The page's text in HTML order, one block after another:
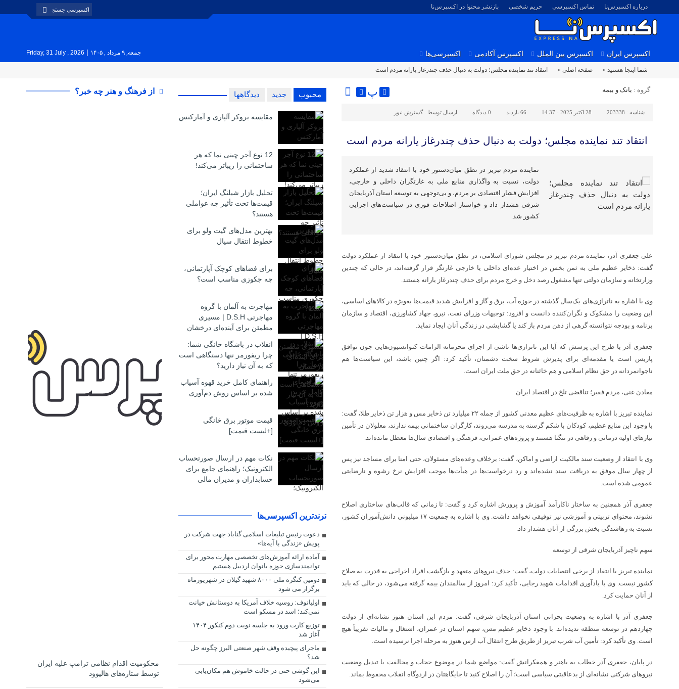
درباره اکسپرس‌نا تماس اکسپرسی حریم شخصی بازنشر محتوا در اکسپرس‌نا
اکسپرس ایران اکسپرس بین الملل اکسپرس آکادمی اکسپرسی‌ها جمعه, ۹ مرداد , ۱۴۰۵ |
Friday, 31 July , 2026
شما اینجا هستید » صفحه اصلی » انتقاد تند نماینده مجلس؛ دولت به دنبال حذف چندرغاز یارانه مردم است
گروه : بانک و بیمه پ
شناسه : 203338 28 اکتبر 2025 - 14:37 66 بازدید 0 دیدگاه ارسال توسط :گسترش نیوز
انتقاد تند نماینده مجلس؛ دولت به دنبال حذف چندرغاز یارانه مردم است
نماینده مردم تبریز در نطق میان‌دستور خود با انتقاد شدید از عملکرد
دولت، نسبت به واگذاری منابع ملی به غارتگران داخلی و خارجی،
افزایش فشار اقتصادی بر مردم، و بی‌توجهی به توسعه استان آذربایجان
شرقی هشدار داد و خواستار اصلاحات فوری در سیاست‌های اجرایی
کشور شد.
علی جعفری آذر، نماینده مردم تبریز در مجلس شورای اسلامی، در نطق میان‌دستور خود با انتقاد از عملکرد دولت
گفت: ذخایر عظیم ملی به ثمن بخس در اختیار عده‌ای داخلی یا خارجی غارتگر قرار گرفته‌اند، در حالی که چندین
وزارتخانه و سازمان دولتی تنها مشغول رصد دخل و خرج مردم برای حذف چندرغاز یارانه هستند.
وی با اشاره به ناترازی‌های یک‌سال گذشته در حوزه آب، برق و گاز و افزایش شدید قیمت‌ها به‌ویژه در کالاهای اساسی،
این وضعیت را مشکوک و نگران‌کننده دانست و افزود: توجیهات وزرای نفت، نیرو، جهاد کشاورزی، اقتصاد و سازمان
برنامه و بودجه نتوانسته گرهی از ذهن مردم باز کند یا گشایشی در زندگی آنان ایجاد نماید.
جعفری آذر با طرح این پرسش که آیا این ناترازی‌ها ناشی از اجرای محرمانه الزامات کنوانسیون‌هایی چون توافق
پاریس است یا مقدمه‌ای برای پذیرش شروط سخت دشمنان، تأکید کرد: اگر چنین باشد، این سیاست‌ها هم
ناجوانمردانه در حق نظام اسلامی و هم خائنانه در حق ملت ایران است.
معادن غنی، مردم فقیر؛ تناقضی تلخ در اقتصاد ایران
نماینده تبریز با اشاره به ظرفیت‌های عظیم معدنی کشور از جمله ۲۲ میلیارد تن ذخایر مس و هزار تن ذخایر طلا، گفت:
با وجود این منابع عظیم، کودکان با شکم گرسنه به مدرسه می‌روند، کارگران ساختمانی بیمه ندارند، معلولان در تأمین
نیازهای اولیه درمانی و رفاهی در تنگنا هستند و پروژه‌های عمرانی، فرهنگی و اقتصادی سال‌ها معطل مانده‌اند.
وی با انتقاد از وضعیت سند مالکیت اراضی و اماکن، گفت: برخلاف وعده‌های مسئولان، حتی امنا برای مساجد نیز پس
از چهار سال موفق به دریافت سند نشده‌اند و رد درخواست‌ها در هیأت‌ها موجب افزایش نرخ رشوه و نارضایتی
عمومی شده است.
جعفری آذر همچنین به ساختار ناکارآمد آموزش و پرورش اشاره کرد و گفت: تا زمانی که قالب‌های ساختاری اصلاح
نشوند، محتوای تربیتی و آموزشی نیز توفیقی نخواهد داشت. وی با اشاره به جمعیت ۱۷ میلیونی دانش‌آموزان کشور،
نسبت به رهاشدگی بخش بزرگی از آنان هشدار داد.
سهم ناچیز آذربایجان شرقی از توسعه
نماینده تبریز با انتقاد از برخی انتصابات دولت، گفت: حذف نیروهای متعهد و بازگشت افراد اخراجی به قدرت به صلاح
کشور نیست. وی با یادآوری اقدامات شهید رجایی، تأکید کرد: امروز از سالمندان بیمه گرفته می‌شود، در حالی که باید
از آنان حمایت کرد.
جعفری آذر با اشاره به وضعیت بحرانی استان آذربایجان شرقی، گفت: مردم این استان هنوز نشانه‌ای از دولت
چهاردهم در توسعه منطقه ندیده‌اند. با وجود ذخایر عظیم مس، سهم استان در عمران، اشتغال و مالیات تقریباً هیچ
است. وی تأکید کرد: تأمین آب شرب تبریز از طریق طرح انتقال آب ارس هنوز به مرحله اجرا نرسیده است.
در پایان، جعفری آذر خطاب به باهنر و همفکرانش گفت: مواضع شما در موضوع حجاب و مخالفت با تبدیل وضعیت
نیروهای شرکتی نشانه‌ای از بدعاقبتی سیاسی است؛ آن را اصلاح کنید تا جایگاهتان در اردوگاه انقلاب محفوظ بماند.
محبوب جدید دیدگاهها
مقایسه بروکر آلپاری و آمارکتس
12 نوع آجر چینی نما که هر
ساختمانی را زیباتر می‌کند!
تحلیل بازار شیلنگ ایران؛
قیمت‌ها تحت تأثیر چه عواملی
هستند؟
بهترین مدل‌های گیت ولو برای
خطوط انتقال سیال
برای فضاهای کوچک آپارتمانی،
چه جکوزی مناسب است؟
مهاجرت به آلمان با گروه
مهاجرتی D.S.H | مسیری
مطمئن برای آینده‌ای درخشان
انقلاب در باشگاه خانگی شما:
چرا ریفورمر تنها دستگاهی است
که به آن نیاز دارید؟
راهنمای کامل خرید قهوه آسیاب
شده بر اساس روش دم‌آوری
قیمت موتور برق خانگی
[+لیست قیمت]
نکات مهم در ارسال صورتحساب
الکترونیک؛ راهنمای جامع برای
حسابداران و مدیران مالی
ترندترین اکسپرسی‌ها
دعوت رئیس تبلیغات اسلامی گناباد جهت شرکت در
پویش «زندگی با آیه‌ها»
آماده ارائه آموزش‌های تخصصی مهارت محور برای
توانمندسازی حوزه بانوان اردبیل هستیم
دومین کنگره ملی ۸۰۰۰ شهید گیلان در شهریورماه
برگزار می شود
اولیانوف: روسیه خلاف آمریکا به دوستانش خیانت
نمی‌کند؛ اسد در مسکو است
توزیع کارت ورود به جلسه نوبت دوم کنکور ۱۴۰۴
آغاز شد
ماجرای پیچیده وقف شهر صنعتی البرز چگونه حل
شد؟
این گوشی حتی در حالت خاموش هم مکان‌یابی
می‌شود
از فرهنگ و هنر چه خبر؟
محکومیت اقدام نظامی ترامپ علیه ایران
توسط ستاره‌های هالیوود